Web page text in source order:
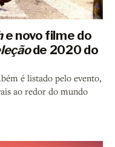
e novo filme do
de 2020 do
é listado pelo evento,
ao redor do mundo